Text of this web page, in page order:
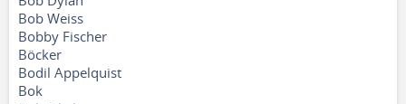
Bob Weiss
Bobby Fischer
Böcker
Bodil Appelquist
Bok